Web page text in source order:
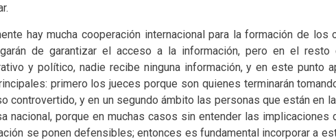
hay mucha cooperación internacional para la formación de los
de garantizar el acceso a la información, pero en el resto
y político, nadie recibe ninguna información, y en este punto
primero los jueces porque son quienes terminarán
controvertido, y en un segundo ámbito las personas que están en
nacional, porque en muchas casos sin entender las implicaciones
se ponen defensibles; entonces es fundamental incorporar a